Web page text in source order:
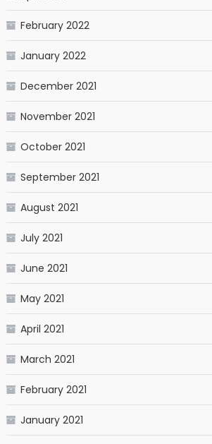
February 2022
January 2022
December 2021
November 2021
October 2021
September 2021
August 2021
July 2021
June 2021
May 2021
April 2021
March 2021
February 2021
January 2021